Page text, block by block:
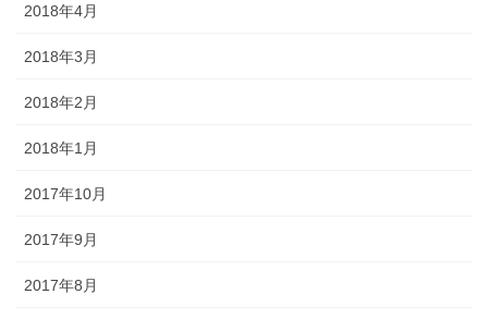
2018年4月
2018年3月
2018年2月
2018年1月
2017年10月
2017年9月
2017年8月